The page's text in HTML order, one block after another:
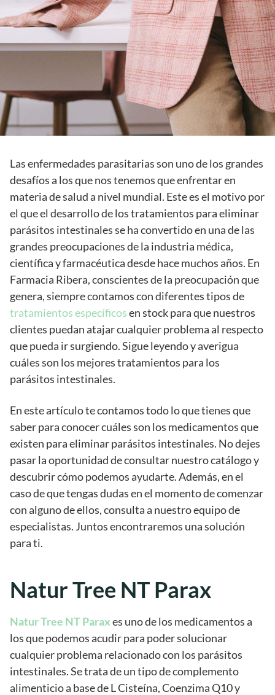
Las enfermedades parasitarias son uno de los grandes
desafíos a los que nos tenemos que enfrentar en
materia de salud a nivel mundial. Este es el motivo por
el que el desarrollo de los tratamientos para eliminar
parásitos intestinales se ha convertido en una de las
grandes preocupaciones de la industria médica,
científica y farmacéutica desde hace muchos años. En
Farmacia Ribera, conscientes de la preocupación que
genera, siempre contamos con diferentes tipos de
tratamientos específicosen stock para que nuestros
clientes puedan atajar cualquier problema al respecto
que pueda ir surgiendo. Sigue leyendo y averigua
cuáles son los mejores tratamientos para los
parásitos intestinales.
En este artículo te contamos todo lo que tienes que
saber para conocer cuáles son los medicamentos que
existen para eliminar parásitos intestinales. No dejes
pasar la oportunidad de consultar nuestro catálogo y
descubrir cómo podemos ayudarte. Además, en el
caso de que tengas dudas en el momento de comenzar
con alguno de ellos, consulta a nuestro equipo de
especialistas. Juntos encontraremos una solución
para ti.
Natur Tree NT Parax
Natur Tree NT Paraxes uno de los medicamentos a
los que podemos acudir para poder solucionar
cualquier problema relacionado con los parásitos
intestinales. Se trata de un tipo de complemento
alimenticio a base de L Cisteína, Coenzima Q10 y